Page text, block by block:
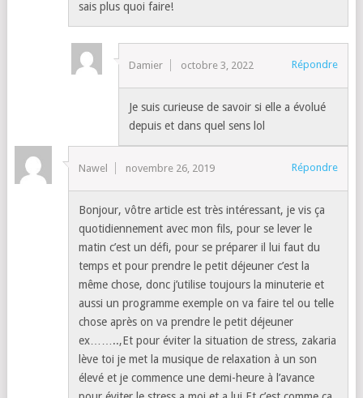
sais plus quoi faire!
Damier octobre 3, 2022 Répondre
Je suis curieuse de savoir si elle a évolué
depuis et dans quel sens lol
Nawel novembre 26, 2019 Répondre
Bonjour, vôtre article est très intéressant, je vis ça
quotidiennement avec mon fils, pour se lever le
matin c’est un défi, pour se préparer il lui faut du
temps et pour prendre le petit déjeuner c’est la
même chose, donc j’utilise toujours la minuterie et
aussi un programme exemple on va faire tel ou telle
chose après on va prendre le petit déjeuner
ex……..,Et pour éviter la situation de stress, zakaria
lève toi je met la musique de relaxation à un son
élevé et je commence une demi-heure à l’avance